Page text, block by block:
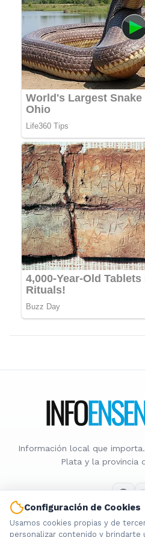
Información local que
Plata y la provincia
Configuración de Cookies
Usamos cookies propias y de
personalizar contenido y brindarte